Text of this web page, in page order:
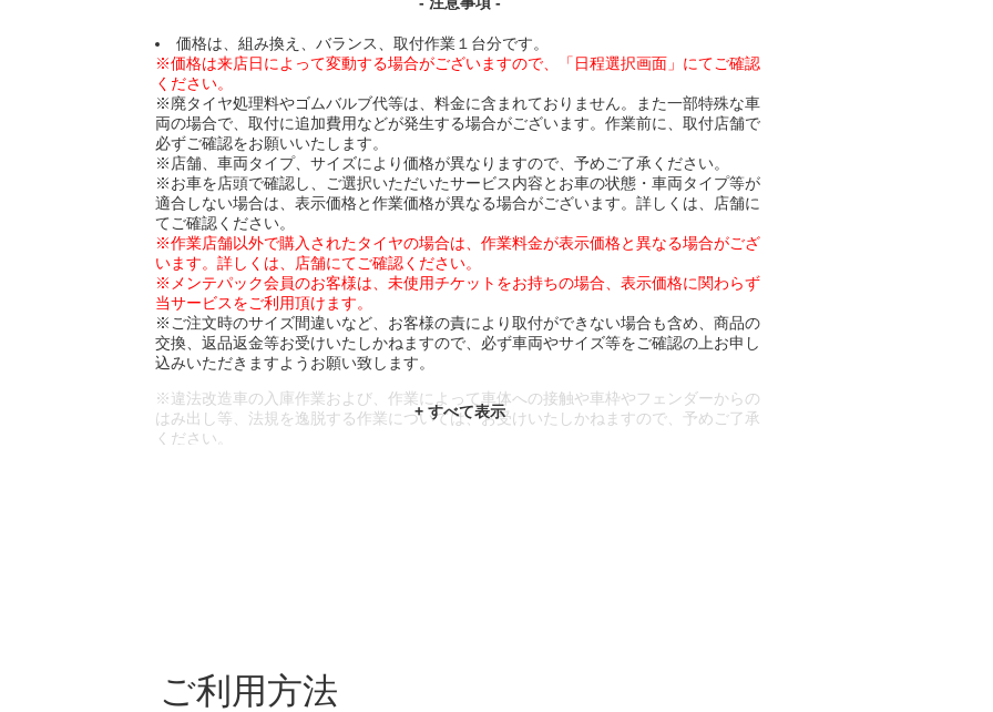
価格は、組み換え、バランス、取付作業１台分です。
※価格は来店日によって変動する場合がございますので、「日程選択画面」にてご確認
ください。
※廃タイヤ処理料やゴムバルブ代等は、料金に含まれておりません。また一部特殊な車
両の場合で、取付に追加費用などが発生する場合がございます。作業前に、取付店舗で
必ずご確認をお願いいたします。
※店舗、車両タイプ、サイズにより価格が異なりますので、予めご了承ください。
※お車を店頭で確認し、ご選択いただいたサービス内容とお車の状態・車両タイプ等が
適合しない場合は、表示価格と作業価格が異なる場合がございます。詳しくは、店舗に
てご確認ください。
※作業店舗以外で購入されたタイヤの場合は、作業料金が表示価格と異なる場合がござ
います。詳しくは、店舗にてご確認ください。
※メンテパック会員のお客様は、未使用チケットをお持ちの場合、表示価格に関わらず
当サービスをご利用頂けます。
※ご注文時のサイズ間違いなど、お客様の責により取付ができない場合も含め、商品の
交換、返品返金等お受けいたしかねますので、必ず車両やサイズ等をご確認の上お申し
込みいただきますようお願い致します。
※違法改造車の入庫作業および、作業によって車体への接触や車枠やフェンダーからの
はみ出し等、法規を逸脱する作業については、お受けいたしかねますので、予めご了承
ください。
ご利用方法